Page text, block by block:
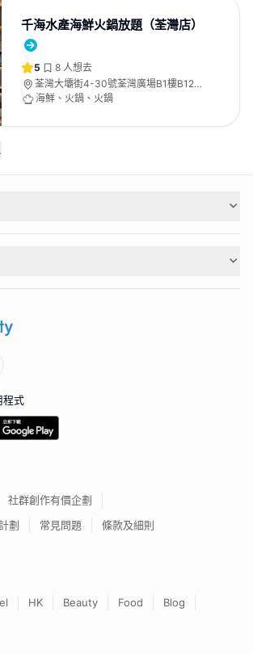
千海水產海鮮火鍋放題（荃灣店）
5 8 人想去
荃灣大壩街4-30號荃灣廣場B1樓B126
號舖
海鮮、火鍋、火鍋
式
社群創作有價企劃
劃
常見問題 條款及細則
HK Beauty Food
Blog